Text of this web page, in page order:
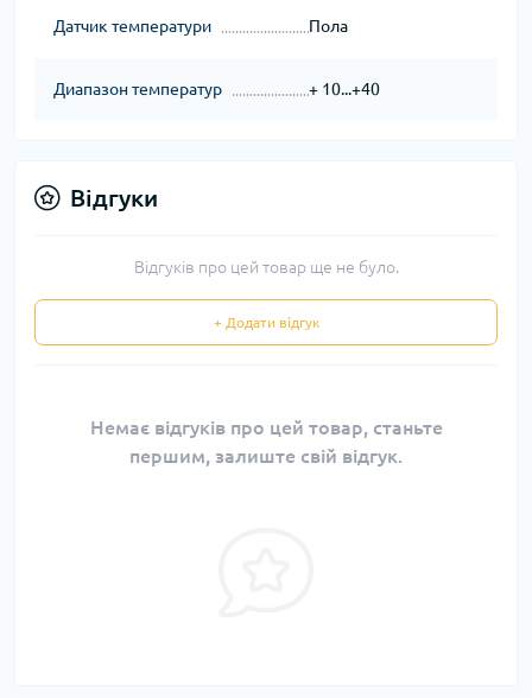
Датчик температури Пола
Диапазон температур + 10...+40
Відгуки
Відгуків про цей товар ще не було.
+ Додати відгук
Немає відгуків про цей товар, станьте
першим, залиште свій відгук.